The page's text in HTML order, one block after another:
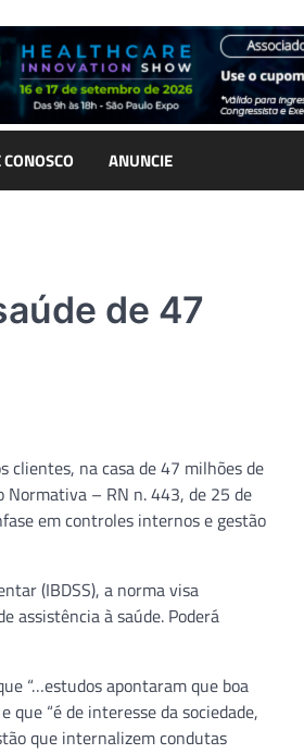
ANUNCIE
de 47
clientes, na casa de 47 milhões de
Normativa – RN n. 443, de 25 de
em controles internos e gestão
(IBDSS), a norma visa
assistência à saúde. Poderá
“…estudos apontaram que boa
“é de interesse da sociedade,
que internalizem condutas